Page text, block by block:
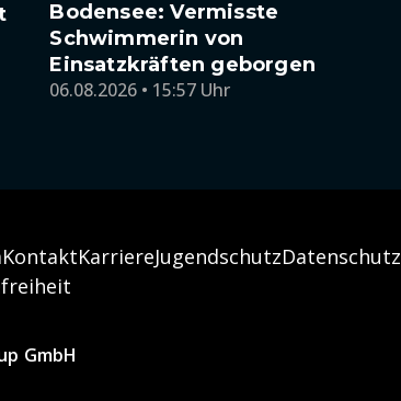
Bodensee: Vermisste
Schwimmerin von
Einsatzkräften geborgen
06.08.2026 • 15:57 Uhr
KontaktKarriereJugendschutzDatenschutz
GmbH